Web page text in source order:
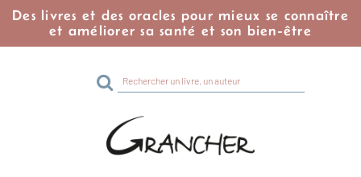
Des livres et des oracles pour mieux se connaître
et améliorer sa santé et son bien-être
Rechercher
sur